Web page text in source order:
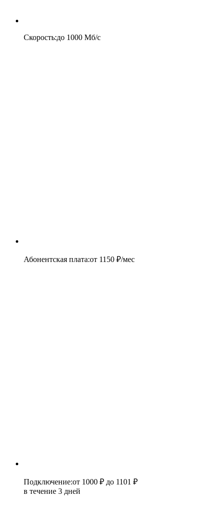
Скорость:до 1000 Мб/c
Абонентская плата:от 1150 ₽/мес
Подключение:от 1000 ₽ до 1101 ₽
в течение 3 дней